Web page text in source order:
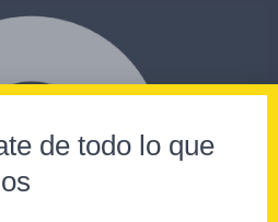
de todo lo que